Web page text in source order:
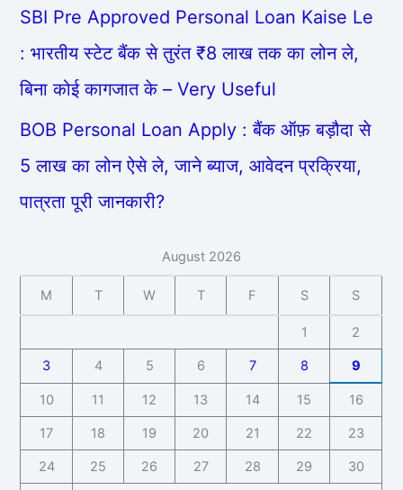
SBI Pre Approved Personal Loan Kaise Le
: भारतीय स्टेट बैंक से तुरंत ₹8 लाख तक का लोन ले,
बिना कोई कागजात के – Very Useful
BOB Personal Loan Apply : बैंक ऑफ़ बड़ौदा से
5 लाख का लोन ऐसे ले, जाने ब्याज, आवेदन प्रक्रिया,
पात्रता पूरी जानकारी?
August 2026
M T W T F S S
1 2
3 4 5 6 7 8 9
10 11 12 13 14 15 16
17 18 19 20 21 22 23
24 25 26 27 28 29 30